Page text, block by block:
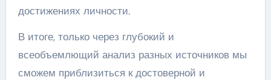
достижениях личности.
В итоге, только через глубокий и
всеобъемлющий анализ разных источников мы
сможем приблизиться к достоверной и